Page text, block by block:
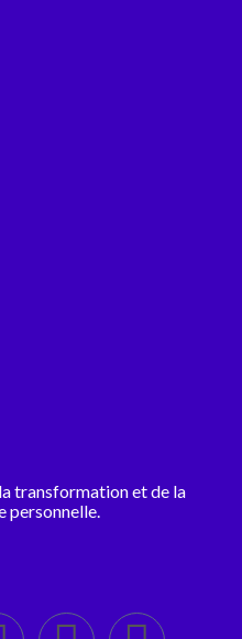
transformation et de la
personnelle.